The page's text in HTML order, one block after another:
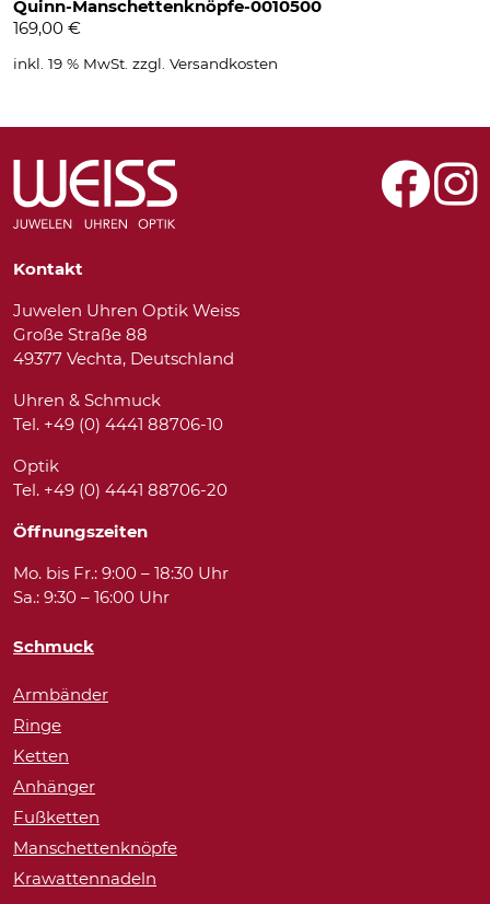
Quinn-Manschettenknöpfe-0010500
169,00 €
inkl. 19 % MwSt. zzgl. Versandkosten
Kontakt
Juwelen Uhren Optik Weiss
Große Straße 88
49377 Vechta, Deutschland
Uhren & Schmuck
Tel. +49 (0) 4441 88706-10
Optik
Tel. +49 (0) 4441 88706-20
Öffnungszeiten
Mo. bis Fr.: 9:00 – 18:30 Uhr
Sa.: 9:30 – 16:00 Uhr
Schmuck
Armbänder
Ringe
Ketten
Anhänger
Fußketten
Manschettenknöpfe
Krawattennadeln